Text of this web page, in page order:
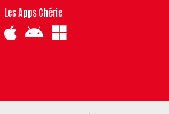
Les Apps Chérie